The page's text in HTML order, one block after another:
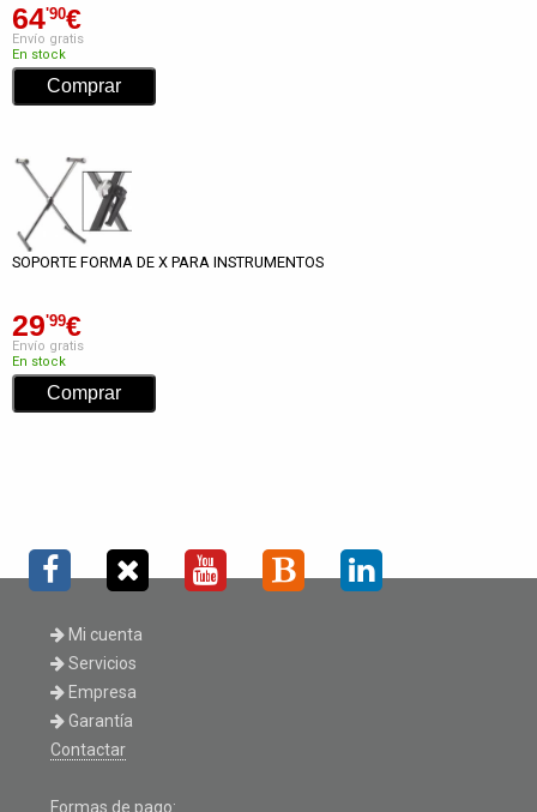
64'90€
Envío gratis
En stock
SOPORTE FORMA DE X PARA INSTRUMENTOS
29'99€
Envío gratis
En stock
Mi cuenta
Servicios
Empresa
Garantía
Contactar
Formas de pago: